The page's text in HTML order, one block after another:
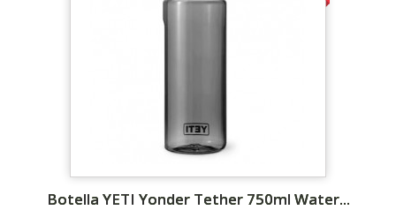
Botella YETI Yonder Tether 750ml Water...